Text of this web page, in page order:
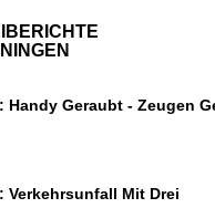
Handy Geraubt - Zeugen
Verkehrsunfall Mit Drei